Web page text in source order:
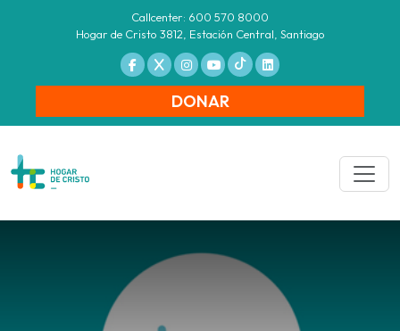
Callcenter: 600 570 8000
Hogar de Cristo 3812, Estación Central, Santiago
DONAR